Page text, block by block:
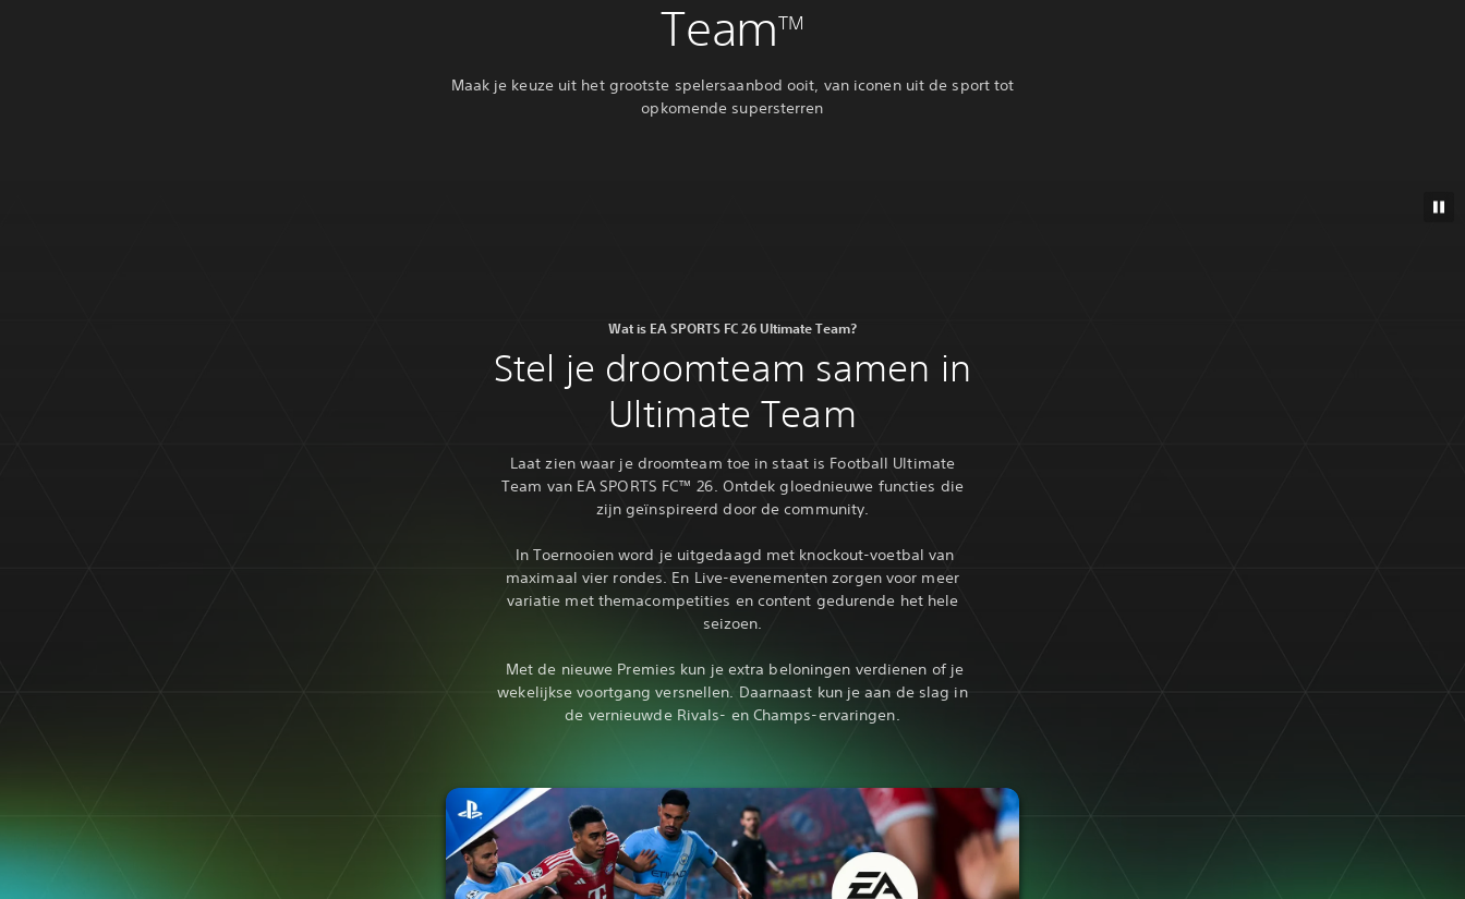
TeamTM
Maak je keuze uit het grootste spelersaanbod ooit, van iconen uit de sport tot
opkomende supersterren
Wat is EA SPORTS FC 26 Ultimate Team?
Stel je droomteam samen in
Ultimate Team
Laat zien waar je droomteam toe in staat is Football Ultimate
Team van EA SPORTS FC™ 26. Ontdek gloednieuwe functies die
zijn geïnspireerd door de community.
‎ In Toernooien word je uitgedaagd met knockout-voetbal van
maximaal vier rondes. En Live-evenementen zorgen voor meer
variatie met themacompetities en content gedurende het hele
seizoen.
‎ Met de nieuwe Premies kun je extra beloningen verdienen of je
wekelijkse voortgang versnellen. Daarnaast kun je aan de slag in
de vernieuwde Rivals- en Champs-ervaringen.